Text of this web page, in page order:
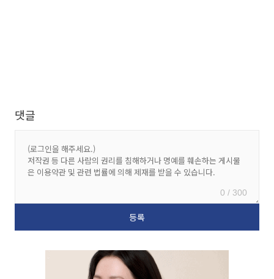
댓글
0 / 300